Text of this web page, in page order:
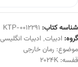
شناسه کتاب: KTP-0012291
گروه: ادبیات, ادبیات انگلیسی
موضوع: رمان خارجی
قفسه: 2024K